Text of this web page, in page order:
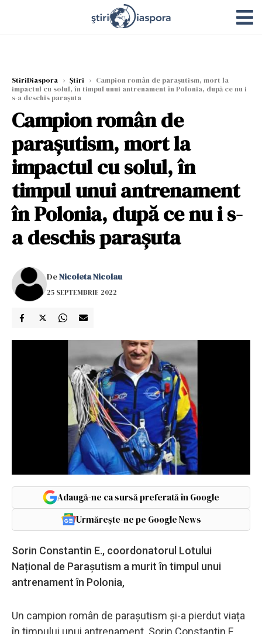
StiriDiaspora › Știri › Campion român de parașutism, mort la
impactul cu solul, în timpul unui antrenament în Polonia, după ce nu i
s-a deschis parașuta
Campion român de
parașutism, mort la
impactul cu solul, în
timpul unui antrenament
în Polonia, după ce nu i s-
a deschis parașuta
DeNicoleta Nicolau
25 SEPTEMBRIE 2022
Adaugă-ne ca sursă preferată în Google
Urmărește-ne pe Google News
Sorin Constantin E., coordonatorul Lotului
Național de Parașutism a murit în timpul unui
antrenament în Polonia,
Un campion român de parașutism și-a pierdut viața
în timpului unui antrenament. Sorin Constantin E.,